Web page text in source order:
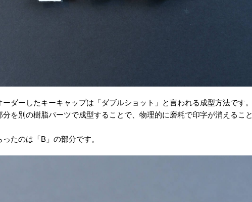
ダーしたキーキャップは「ダブルショット」と言われる成型方法です。
分を別の樹脂パーツで成型することで、物理的に磨耗で印字が消えること
たのは「B」の部分です。